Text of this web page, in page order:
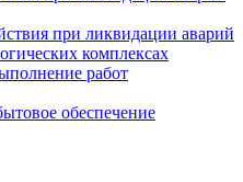
при ликвидации аварий
комплексах
работ
обеспечение